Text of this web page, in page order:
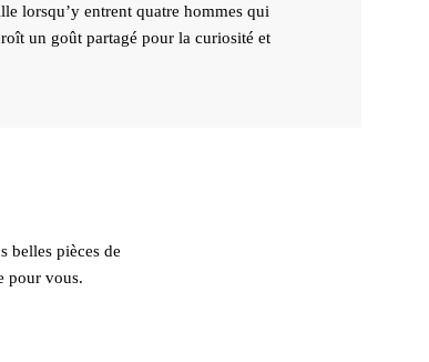
lorsqu’y entrent quatre hommes qui
un goût partagé pour la curiosité et
belles pièces de
pour vous.